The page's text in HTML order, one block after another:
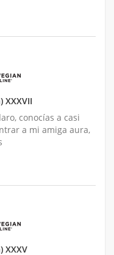
XXXVII
conocías a casi
a mi amiga aura,
XXXV